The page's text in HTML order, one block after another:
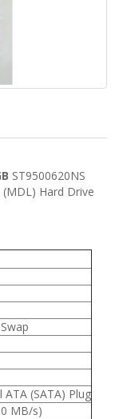
ST9500620NS
Hard Drive
(SATA) Plug
MB/s)